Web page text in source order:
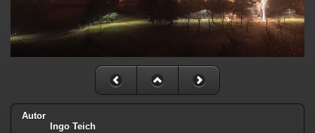
Autor
Ingo Teich